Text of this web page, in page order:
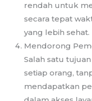
rendah untuk
secara tepat
yang lebih sehat.
Mendorong
Salah satu
setiap orang,
mendapatkan